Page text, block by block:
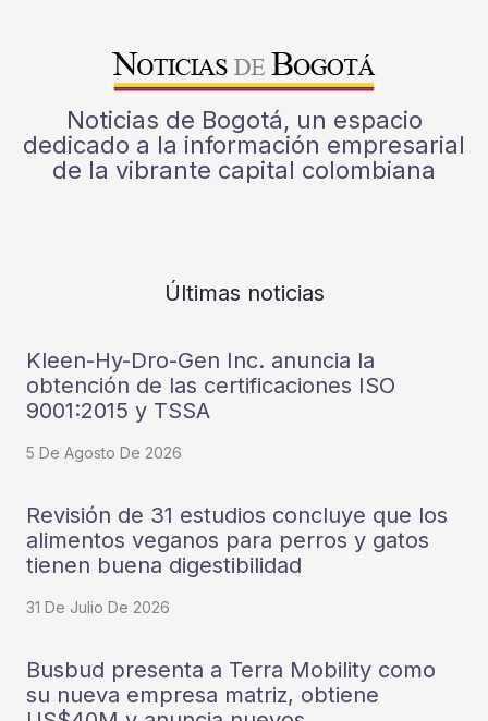
Noticias de Bogotá, un espacio
dedicado a la información empresarial
de la vibrante capital colombiana
Últimas noticias
Kleen-Hy-Dro-Gen Inc. anuncia la
obtención de las certificaciones ISO
9001:2015 y TSSA
5 De Agosto De 2026
Revisión de 31 estudios concluye que los
alimentos veganos para perros y gatos
tienen buena digestibilidad
31 De Julio De 2026
Busbud presenta a Terra Mobility como
su nueva empresa matriz, obtiene